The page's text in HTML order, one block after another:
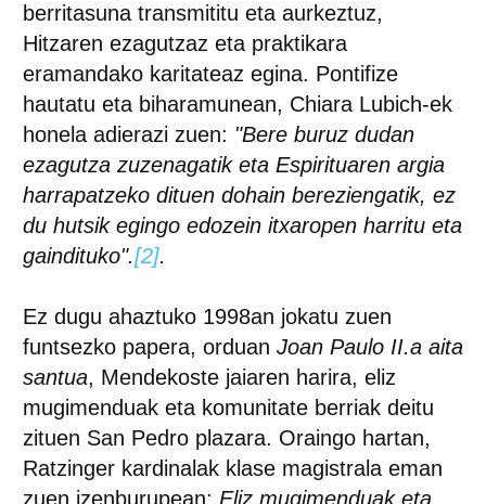
berritasuna transmititu eta aurkeztuz,
Hitzaren ezagutzaz eta praktikara
eramandako karitateaz egina. Pontifize
hautatu eta biharamunean, Chiara Lubich-ek
honela adierazi zuen: "Bere buruz dudan
ezagutza zuzenagatik eta Espirituaren argia
harrapatzeko dituen dohain bereziengatik, ez
du hutsik egingo edozein itxaropen harritu eta
gaindituko".[2].
Ez dugu ahaztuko 1998an jokatu zuen
funtsezko papera, orduan Joan Paulo II.a aita
santua, Mendekoste jaiaren harira, eliz
mugimenduak eta komunitate berriak deitu
zituen San Pedro plazara. Oraingo hartan,
Ratzinger kardinalak klase magistrala eman
zuen izenburupean: Eliz mugimenduak eta